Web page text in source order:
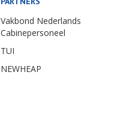
Vakbond Nederlands
Cabinepersoneel
TUI
NEWHEAP